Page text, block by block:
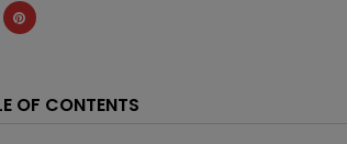
OF CONTENTS